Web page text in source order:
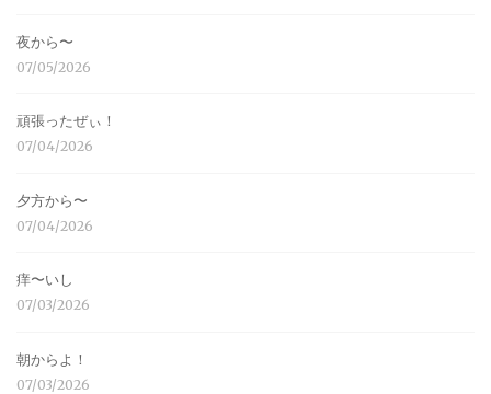
夜から〜
07/05/2026
頑張ったぜぃ！
07/04/2026
夕方から〜
07/04/2026
痒〜いし
07/03/2026
朝からよ！
07/03/2026